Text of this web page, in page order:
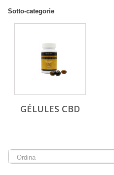
Sotto-categorie
GÉLULES CBD